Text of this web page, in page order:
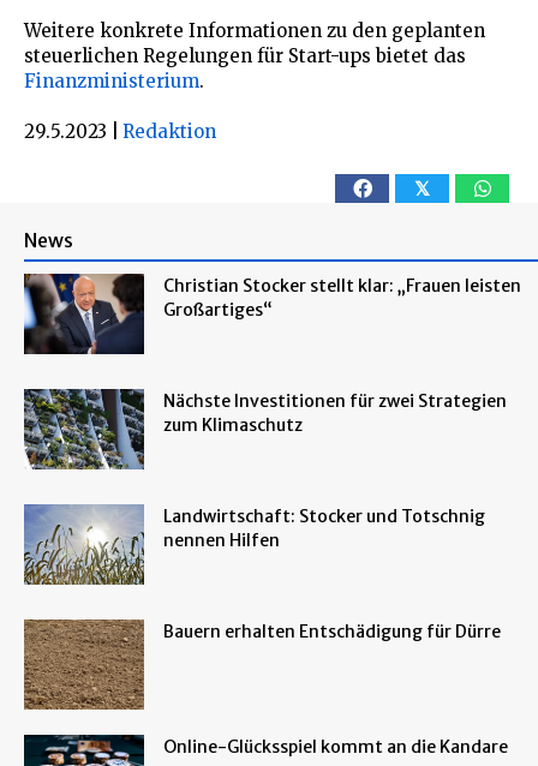
Weitere konkrete Informationen zu den geplanten
steuerlichen Regelungen für Start-ups bietet das
Finanzministerium.
29.5.2023 Redaktion
𝕏
News
Christian Stocker stellt klar: „Frauen leisten
Großartiges“
Nächste Investitionen für zwei Strategien
zum Klimaschutz
Landwirtschaft: Stocker und Totschnig
nennen Hilfen
Bauern erhalten Entschädigung für Dürre
Online-Glücksspiel kommt an die Kandare